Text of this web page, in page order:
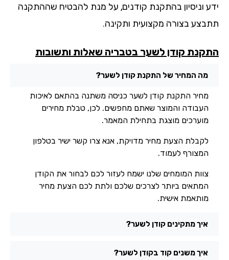
וניסיון בהתקנת קודנים, על מנת להבטיח שההתקנה
בצורה מקצועית ותקינה.
קודן לשער בטבריה שאלות ותשובות
מה המחיר של התקנת קודן לשער?
מחיר התקנת קודן לשער כניסה משתנה בהתאם לאיכות
העבודה והמוצר שאתם מחפשים. לכן, טבלת מחירים
מוערכים מוצגת בתחילת המאמר.
לקבלת הצעת מחיר מדויקת, אנא צרו קשר ישיר בטלפון
המצורף לעמוד.
צוות המומחים שלנו ישמח לעזור לכם לבחור את הקודן
המתאים ביותר לצרכים שלכם ולתת לכם הצעת מחיר
מותאמת אישית.
איך מתקינים קודן לשער?
איך משנים קוד בקודן לשער?